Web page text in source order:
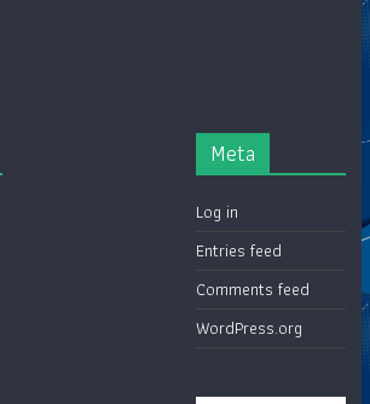
Meta
Log in
Entries feed
Comments feed
WordPress.org